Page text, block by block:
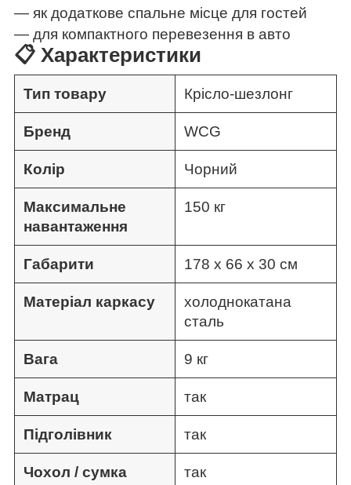
— як додаткове спальне місце для гостей
— для компактного перевезення в авто
📋 Характеристики
Тип товару Крісло-шезлонг
Бренд WCG
Колір Чорний
Максимальне
навантаження
150 кг
Габарити 178 х 66 х 30 см
Матеріал каркасу
холоднокатана
сталь
Вага 9 кг
Матрац так
Підголівник так
Чохол / сумка так